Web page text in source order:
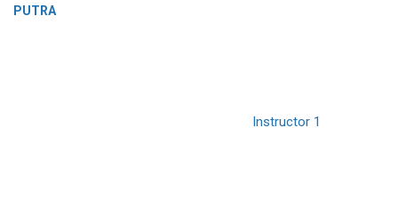
Instructor 1